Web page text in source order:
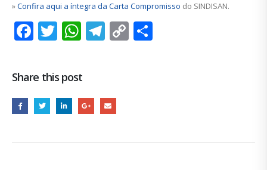
»Confira aqui a íntegra da Carta Compromisso do SINDISAN.
Facebook
Twitter
WhatsApp
Telegram
Copy
Share this post